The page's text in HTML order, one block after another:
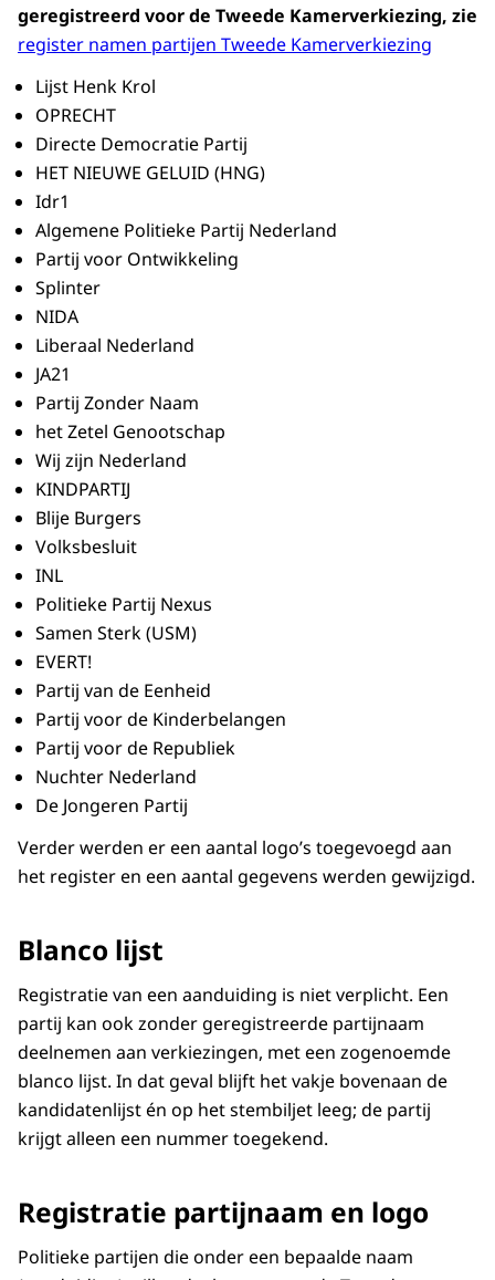
geregistreerd voor de Tweede Kamerverkiezing, zie
register namen partijen Tweede Kamerverkiezing
Lijst Henk Krol
OPRECHT
Directe Democratie Partij
HET NIEUWE GELUID (HNG)
Idr1
Algemene Politieke Partij Nederland
Partij voor Ontwikkeling
Splinter
NIDA
Liberaal Nederland
JA21
Partij Zonder Naam
het Zetel Genootschap
Wij zijn Nederland
KINDPARTIJ
Blije Burgers
Volksbesluit
INL
Politieke Partij Nexus
Samen Sterk (USM)
EVERT!
Partij van de Eenheid
Partij voor de Kinderbelangen
Partij voor de Republiek
Nuchter Nederland
De Jongeren Partij
Verder werden er een aantal logo’s toegevoegd aan
het register en een aantal gegevens werden gewijzigd.
Blanco lijst
Registratie van een aanduiding is niet verplicht. Een
partij kan ook zonder geregistreerde partijnaam
deelnemen aan verkiezingen, met een zogenoemde
blanco lijst. In dat geval blijft het vakje bovenaan de
kandidatenlijst én op het stembiljet leeg; de partij
krijgt alleen een nummer toegekend.
Registratie partijnaam en logo
Politieke partijen die onder een bepaalde naam